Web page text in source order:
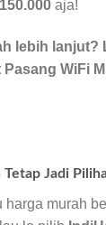
aja!
lebih lanjut?
Pasang WiFi
Jadi
harga murah